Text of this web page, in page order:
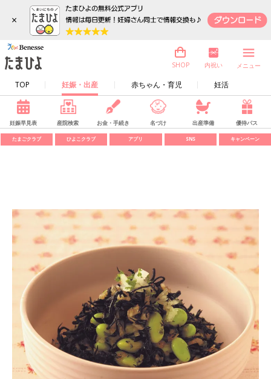
×
TOP 妊娠・出産 赤ちゃん・育児 妊活
SHOP 内祝い メニュー
妊娠早見表 産院検索 お金・手続き 名づけ 出産準備 優待パス
たまごクラブ ひよこクラブ アプリ SNS キャンペーン